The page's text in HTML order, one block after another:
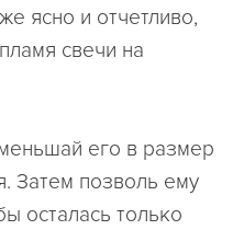
ясно и отчетливо,
свечи на
его в размер
Затем позволь ему
осталась только